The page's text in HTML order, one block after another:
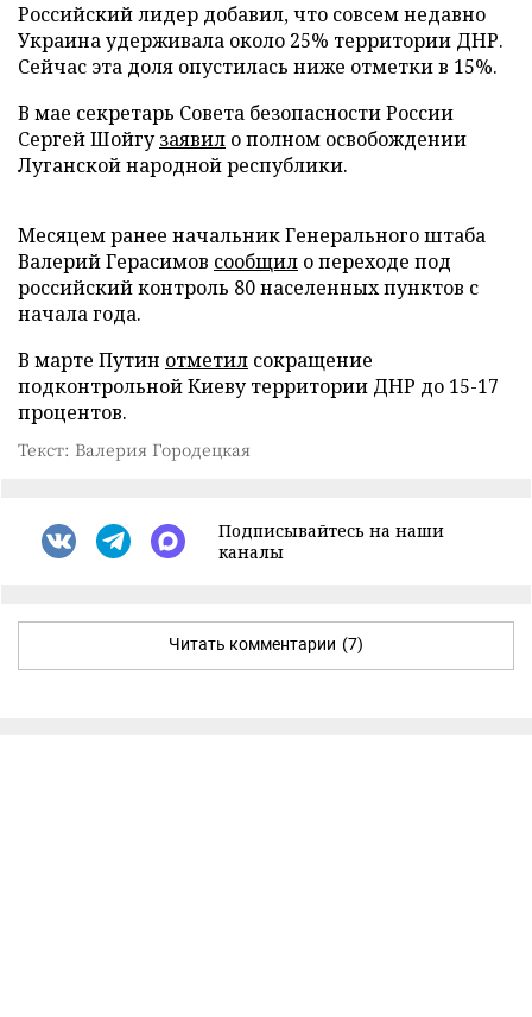
Российский лидер добавил, что совсем недавно
Украина удерживала около 25% территории ДНР.
Сейчас эта доля опустилась ниже отметки в 15%.
В мае секретарь Совета безопасности России
Сергей Шойгузаявил о полном освобождении
Луганской народной республики.
Месяцем ранее начальник Генерального штаба
Валерий Герасимов сообщил о переходе под
российский контроль 80 населенных пунктов с
начала года.
В марте Путин отметил сокращение
подконтрольной Киеву территории ДНР до 15-17
процентов.
Текст: Валерия Городецкая
Подписывайтесь на наши
каналы
Читать комментарии (7)